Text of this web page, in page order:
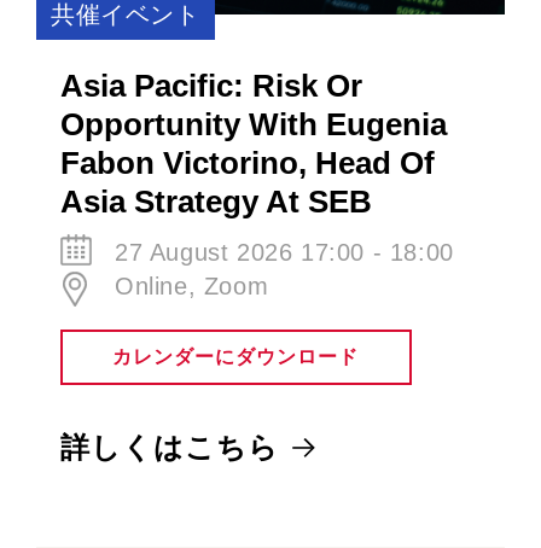
Opportunity With Eugenia
Fabon Victorino​, Head Of
Asia Strategy At SEB
27 August 2026 17:00 - 18:00
Online, Zoom
カレンダーにダウンロード